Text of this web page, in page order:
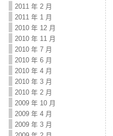
2011 年 2 月
2011 年 1 月
2010 年 12 月
2010 年 11 月
2010 年 7 月
2010 年 6 月
2010 年 4 月
2010 年 3 月
2010 年 2 月
2009 年 10 月
2009 年 4 月
2009 年 3 月